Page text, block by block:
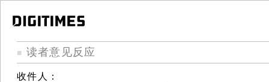
■ 读者意见反应
收件人：